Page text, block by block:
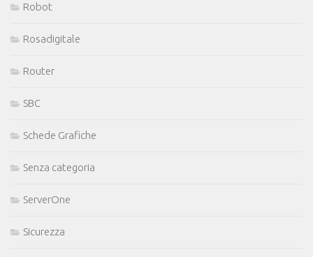
Robot
Rosadigitale
Router
SBC
Schede Grafiche
Senza categoria
ServerOne
Sicurezza